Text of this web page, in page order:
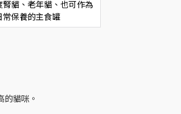
腎貓、老年貓、也可作為
常保養的主食罐
貓咪。